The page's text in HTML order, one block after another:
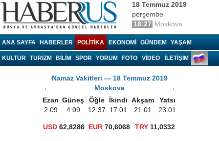
Haberrus.com
18 Temmuz 2019
perşembe
18:27 Moskova
ANA SAYFA HABERLER POLITIKA EKONOMI GÜNDEM YAŞAM
KÜLTÜR TURIZM BILIM SPOR YORUM FOTO VIDEO İLETİŞİM
Namaz Vakitleri — 18 Temmuz 2019
←
Moskova
→
Ezan Güneş Öğle İkindi Akşam
Yatsı
2:09
4:09 12:37 17:01 21:01 23:01
USD 62,8286 EUR 70,6068 TRY 11,0332